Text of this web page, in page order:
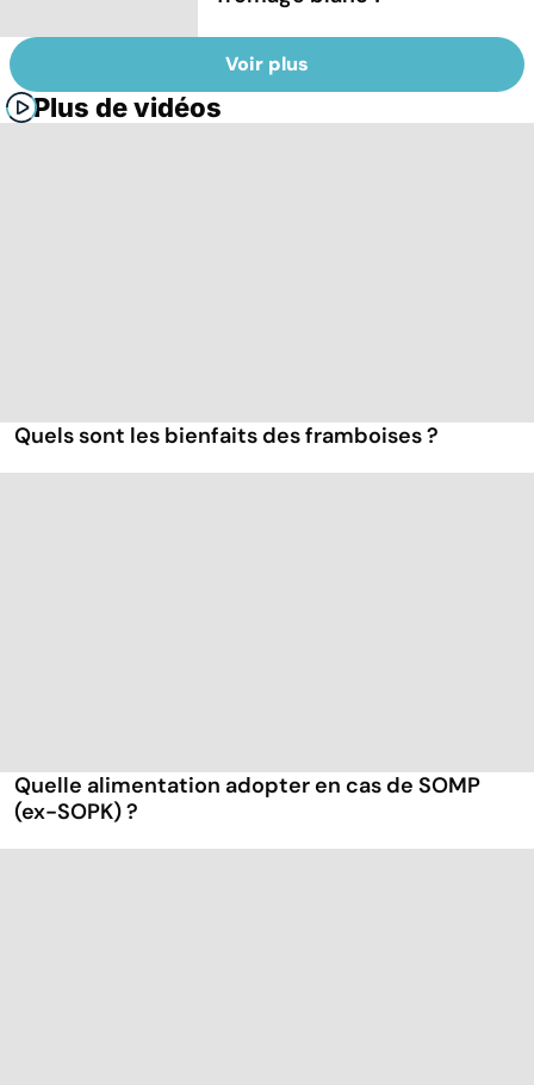
Voir plus
Plus de vidéos
Quels sont les bienfaits des framboises ?
Quelle alimentation adopter en cas de SOMP
(ex-SOPK) ?